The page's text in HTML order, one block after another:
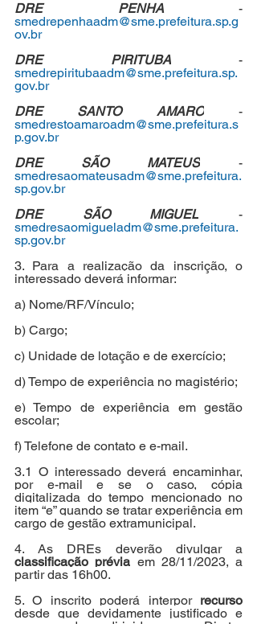
DRE PENHA
smedrepenhaadm@sme.prefeitura.sp.g
ov.br
DRE PIRITUBA
smedrepiritubaadm@sme.prefeitura.sp.
gov.br
DRE SANTO AMARO
smedrestoamaroadm@sme.prefeitura.s
p.gov.br
DRE SÃO MATEUS
smedresaomateusadm@sme.prefeitura.
sp.gov.br
DRE SÃO MIGUEL
smedresaomigueladm@sme.prefeitura.
sp.gov.br
3. Para a realização da inscrição, o
interessado deverá informar:
a) Nome/RF/Vínculo;
b) Cargo;
c) Unidade de lotação e de exercício;
d) Tempo de experiência no magistério;
e) Tempo de experiência em gestão
escolar;
f) Telefone de contato e e-mail.
3.1 O interessado deverá encaminhar,
por e-mail e se o caso, cópia
digitalizada do tempo mencionado no
item “e” quando se tratar experiência em
cargo de gestão extramunicipal.
classificação prévia em 28/11/2023, a
partir das 16h00.
5. O inscrito poderá interpor recurso
desde que devidamente justificado e